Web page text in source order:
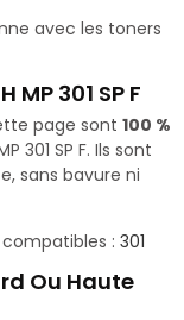
avec les toners
301 SP F
page sont 100 %
301 SP F. Ils sont
sans bavure ni
: 301
Ou Haute